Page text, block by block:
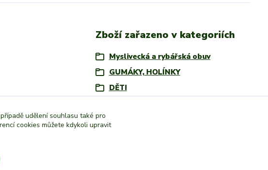
Zboží zařazeno v kategoriích
Myslivecká a rybářská obuv
GUMÁKY, HOLÍNKY
DĚTI
udělení souhlasu také pro
cookies můžete kdykoli upravit